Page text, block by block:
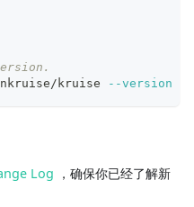
kruise
--version
Log ，确保你已经了解新